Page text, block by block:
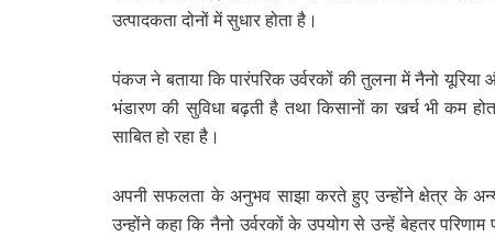
उत्पादकता दोनों में सुधार होता है।
पंकज ने बताया कि पारंपरिक उर्वरकों की तुलना में नैनो
भंडारण की सुविधा बढ़ती है तथा किसानों का खर्च भी कम
साबित हो रहा है।
अपनी सफलता के अनुभव साझा करते हुए उन्होंने क्षेत्र के
उन्होंने कहा कि नैनो उर्वरकों के उपयोग से उन्हें बेहतर